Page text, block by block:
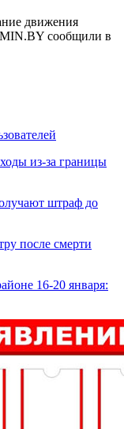
движения
сообщили в
из-за границы
штраф до
после смерти
16-20 января: